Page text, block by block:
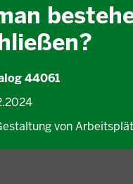
44061
von